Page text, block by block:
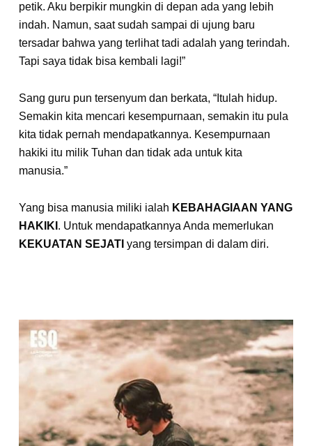
petik. Aku berpikir mungkin di depan ada yang lebih
indah. Namun, saat sudah sampai di ujung baru
tersadar bahwa yang terlihat tadi adalah yang terindah.
Tapi saya tidak bisa kembali lagi!”
Sang guru pun tersenyum dan berkata, “Itulah hidup.
Semakin kita mencari kesempurnaan, semakin itu pula
kita tidak pernah mendapatkannya. Kesempurnaan
hakiki itu milik Tuhan dan tidak ada untuk kita
manusia.”
Yang bisa manusia miliki ialah KEBAHAGIAAN YANG
HAKIKI . Untuk mendapatkannya Anda memerlukan
KEKUATAN SEJATI yang tersimpan di dalam diri.